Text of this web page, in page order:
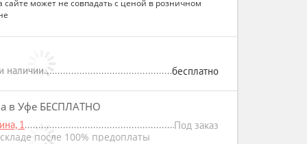
сайте может не совпадать с ценой в розничном
наличии бесплатно
в Уфе БЕСПЛАТНО
1
Под заказ
после 100% предоплаты